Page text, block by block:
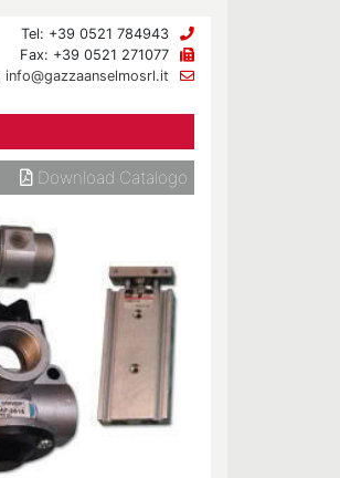
Tel: +39 0521 784943
Fax: +39 0521 271077
info@gazzaanselmosrl.it
Download Catalogo